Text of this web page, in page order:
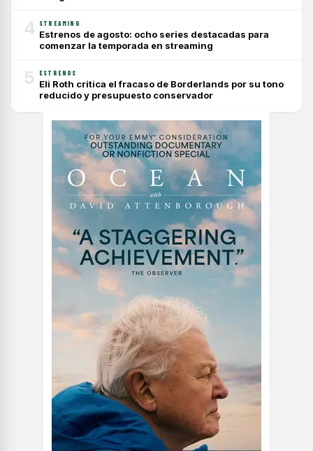
4 STREAMING
Estrenos de agosto: ocho series destacadas para
comenzar la temporada en streaming
5 ESTRENOS
Eli Roth critica el fracaso de Borderlands por su tono
reducido y presupuesto conservador